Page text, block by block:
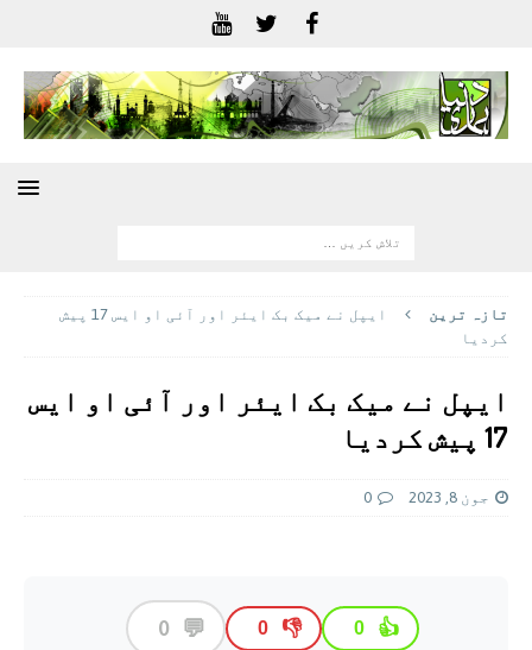
تازہ ترين
ایپل نے میک بک ایئر اور آئی او ایس 17 پیش
کردیا
ایپل نے میک بک ایئر اور آئی او ایس
17 پیش کردیا
جون 8, 2023 0
👍
0
👎
0
💬
0